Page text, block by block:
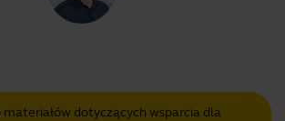
materiałów dotyczących wsparcia dla